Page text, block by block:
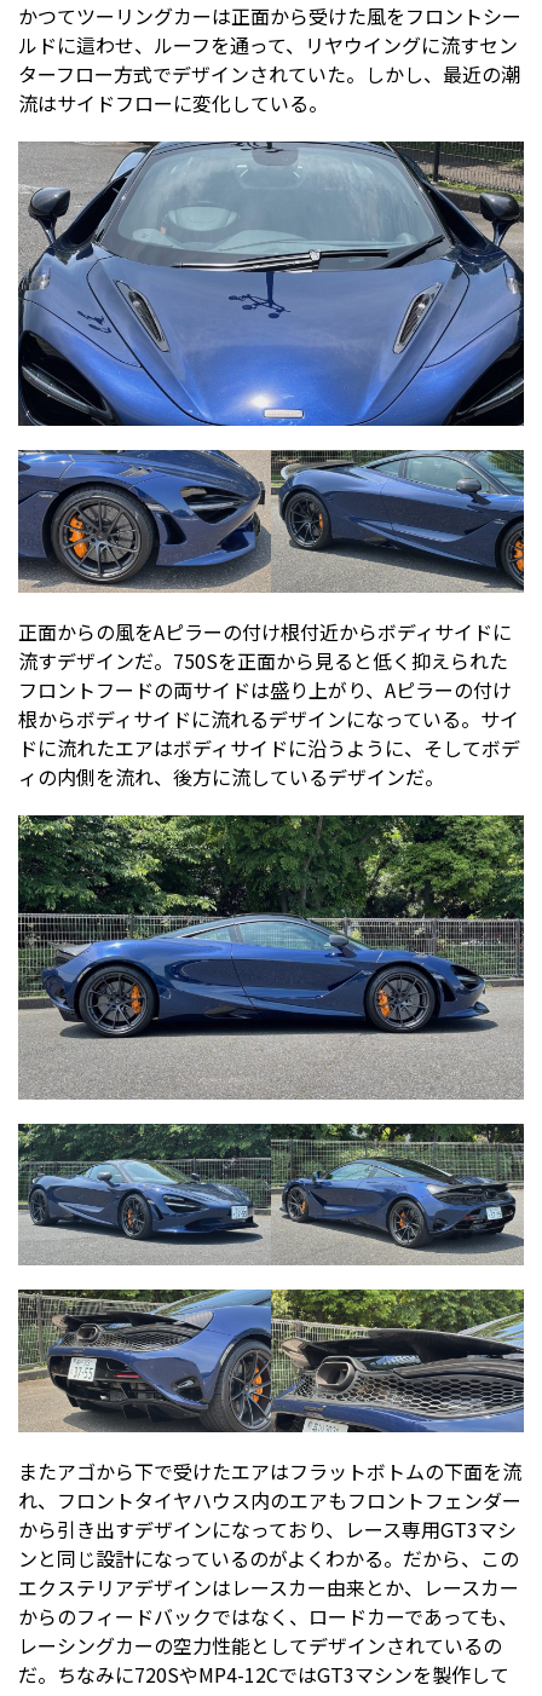
かつてツーリングカーは正面から受けた風をフロントシー
ルドに這わせ、ルーフを通って、リヤウイングに流すセン
ターフロー方式でデザインされていた。しかし、最近の潮
流はサイドフローに変化している。
正面からの風をAピラーの付け根付近からボディサイドに
流すデザインだ。750Sを正面から見ると低く抑えられた
フロントフードの両サイドは盛り上がり、Aピラーの付け
根からボディサイドに流れるデザインになっている。サイ
ドに流れたエアはボディサイドに沿うように、そしてボデ
ィの内側を流れ、後方に流しているデザインだ。
またアゴから下で受けたエアはフラットボトムの下面を流
れ、フロントタイヤハウス内のエアもフロントフェンダー
から引き出すデザインになっており、レース専用GT3マシ
ンと同じ設計になっているのがよくわかる。だから、この
エクステリアデザインはレースカー由来とか、レースカー
からのフィードバックではなく、ロードカーであっても、
レーシングカーの空力性能としてデザインされているの
だ。ちなみに720SやMP4-12CではGT3マシンを製作して